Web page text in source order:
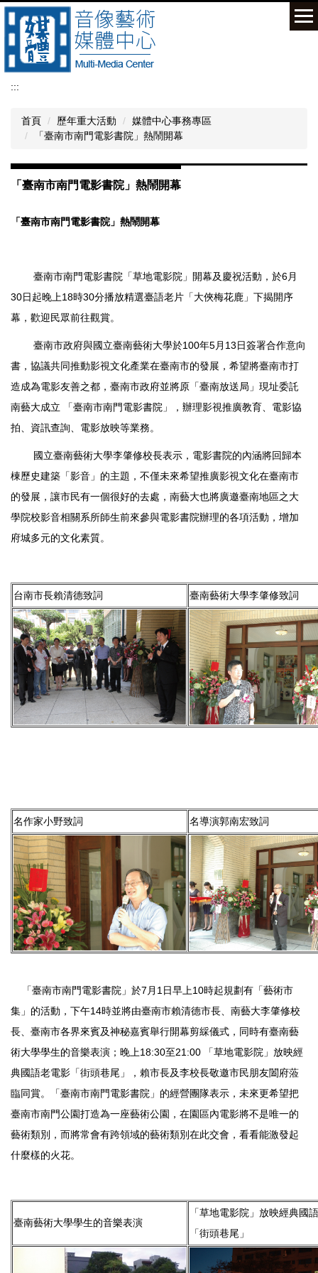
跳
到
要
內
容
:::
首頁 歷年重大活動
媒體中心事務專區
「臺南市南門電影書院」熱鬧開幕
「臺南市南門電影書院」熱鬧開幕
「臺南市南門電影書院」熱鬧開幕
臺南市南門電影書院「草地電影院」開幕及慶祝活動，於6 月
30 日起晚上18時30分播放精選臺語老片「大俠梅花鹿」下揭開序
幕，歡迎民眾前往觀賞。
臺南市政府與國立臺南藝術大學於100年5 月 13 日簽署合作意向
書，協議共同推動影視文化產業在臺南市的發展，希望將臺南市打
造成為電影友善之都，臺南市政府並將原「臺南放送局」現址委託
南藝大成立
「臺南市南門電影書院」，辦理影視推廣教育、電影協
拍、資訊查詢、電影放映等業務。
國立臺南藝術大學李肇修校長表示，電影書院的內涵將回歸本
棟歷史建築「影音」的主題，不僅未來希望推廣影視文化在臺南市
的發展，讓市民有一個很好的去處，南藝大也將廣邀臺南地區之大
學院校影音相關系所師生前來參與電影書院辦理的各項活動，增加
府城多元的文化素質。
台南市長賴清德致詞 臺南藝術大學李肇修致詞
名作家小野致詞 名導演郭南宏致詞
「臺南市南門電影書院」於7 月 1 日早上10時起規劃有「藝術市
集」的活動，下午14時並將由臺南市賴清德市長、南藝大李肇修校
長、臺南市各界來賓及神秘嘉賓舉行開幕剪綵儀式，同時有臺南藝
術大學學生的音樂表演；晚上18:30至 21:00
「草地電影院」放映經
典國語老電影「街頭巷尾」，賴市長及李校長敬邀市民朋友闔府蒞
臨同賞。「臺南市南門電影書院」的經營團隊表示，未來更希望把
臺南市南門公園打造為一座藝術公園，在園區內電影將不是唯一的
藝術類別，而將常會有跨領域的藝術類別在此交會，看看能激發起
什麼樣的火花。
臺南藝術大學學生的音樂表演
「草地電影院」放映經典國
「街頭巷尾」